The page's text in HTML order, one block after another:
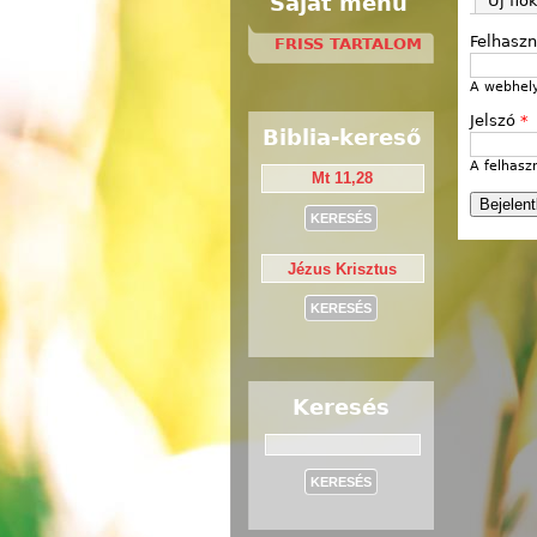
A
Jelszó *
A
FRISS TARTALOM
Biblia-kereső
Keresés